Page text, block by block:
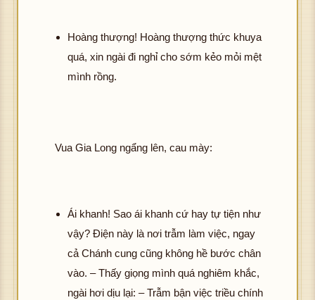
Hoàng thượng! Hoàng thượng thức khuya
quá, xin ngài đi nghỉ cho sớm kẻo mỏi mệt
mình rồng.
Vua Gia Long ngẩng lên, cau mày:
Ái khanh! Sao ái khanh cứ hay tự tiện như
vậy? Điện này là nơi trẫm làm việc, ngay
cả Chánh cung cũng không hề bước chân
vào. – Thấy giọng mình quá nghiêm khắc,
ngài hơi dịu lại: – Trẫm bận việc triều chính